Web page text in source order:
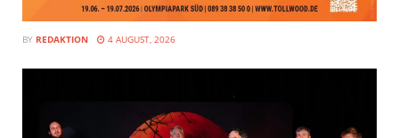
BY REDAKTION 4 AUGUST, 2026